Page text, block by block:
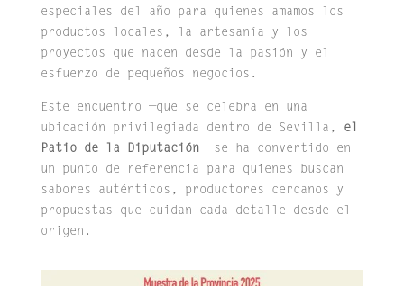
especiales del año para quienes amamos los
productos locales, la artesanía y los
proyectos que nacen desde la pasión y el
esfuerzo de pequeños negocios.
Este encuentro —que se celebra en una
ubicación privilegiada dentro de Sevilla,
el
Patio de la Diputación— se ha convertido en
un punto de referencia para quienes buscan
sabores auténticos, productores cercanos y
propuestas que cuidan cada detalle desde el
origen.